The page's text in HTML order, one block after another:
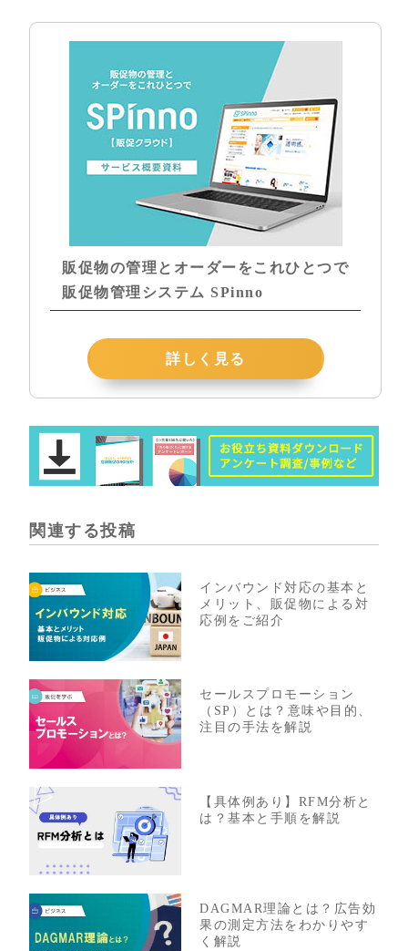
販促物の管理とオーダーをこれひとつで
販促物管理システム SPinno
詳しく見る
関連する投稿
インバウンド対応の基本と
メリット、販促物による対
応例をご紹介
セールスプロモーション
（SP）とは？意味や目的、
注目の手法を解説
【具体例あり】RFM分析と
は？基本と手順を解説
DAGMAR理論とは？広告効
果の測定方法をわかりやす
く解説